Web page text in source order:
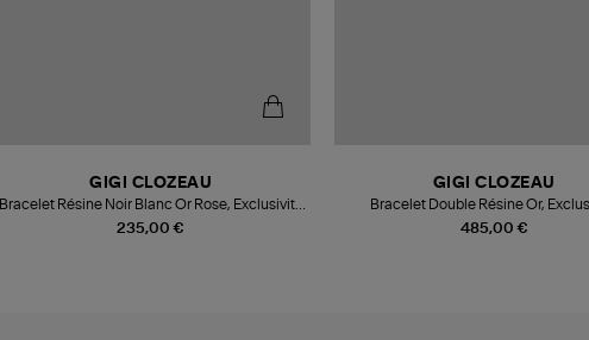
235,00 €
GIGI CLOZEAU
Bracelet Résine Noir Blanc Or Rose, Exclusivité
Lulli
485,00 €
GIGI CLOZEAU
Bracelet Double Résine Or,